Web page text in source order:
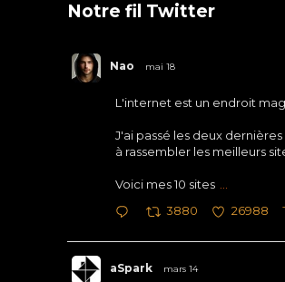
Notre fil Twitter
Nao mai 18
L'internet est un endroit
J'ai passé les deux
à rassembler les meilleurs
Voici mes 10 sites ...
3880 26988
aSpark mars 14